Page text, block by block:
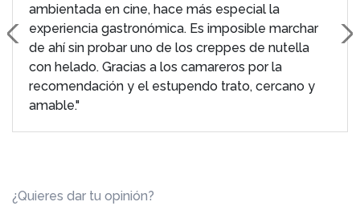
ambientada en cine, hace más especial la
experiencia gastronómica. Es imposible marchar
de ahí sin probar uno de los creppes de nutella
con helado. Gracias a los camareros por la
recomendación y el estupendo trato, cercano y
amable."
¿Quieres dar tu opinión?